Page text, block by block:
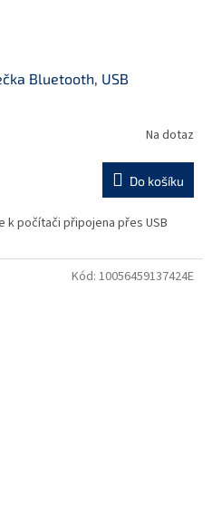
Bluetooth, USB
Na dotaz
Do košíku
počítači připojena přes USB
Kód: 10056459137424E